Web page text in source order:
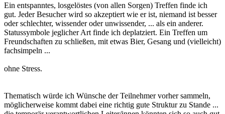
Ein entspanntes, losgelöstes (von allen Sorgen) Treffen finde ich
gut. Jeder Besucher wird so akzeptiert wie er ist, niemand ist besser
oder schlechter, wissender oder unwissender, ... als ein anderer.
Statussymbole jeglicher Art finde ich deplatziert. Ein Treffen um
Freundschaften zu schließen, mit etwas Bier, Gesang und (vielleicht)
fachsimpeln ...
ohne Stress.
Thematisch würde ich Wünsche der Teilnehmer vorher sammeln,
möglicherweise kommt dabei eine richtig gute Struktur zu Stande ...